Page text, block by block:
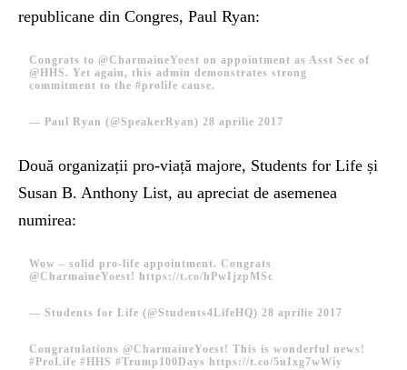
republicane din Congres, Paul Ryan:
Congrats to@CharmaineYoest on appointment as Asst Sec of
@HHS . Yet again, this admin demonstrates strong
commitment to the#prolife cause.
— Paul Ryan (@SpeakerRyan)28 aprilie 2017
Două organizații pro-viață majore, Students for Life și
Susan B. Anthony List, au apreciat de asemenea
numirea:
Wow – solid pro-life appointment. Congrats
@CharmaineYoest! https://t.co/hPwIjzpMSc
— Students for Life (@Students4LifeHQ)28 aprilie 2017
Congratulations@CharmaineYoest! This is wonderful news!
#ProLife #HHS #Trump100Days https://t.co/5uIxg7wWiy